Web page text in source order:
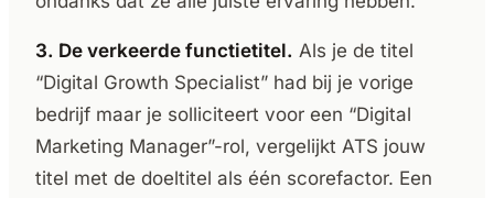
3. De verkeerde functietitel. Als je de titel
“Digital Growth Specialist” had bij je vorige
bedrijf maar je solliciteert voor een “Digital
Marketing Manager”-rol, vergelijkt ATS jouw
titel met de doeltitel als één scorefactor. Een